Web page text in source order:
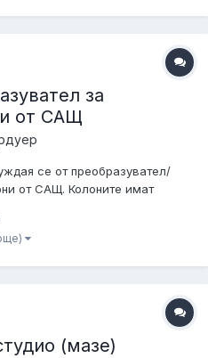
за
от САЩ
се от преобразувател/
от САЩ. Колоните имат
per pair Each speaker
watts RMS Input voltage: 120V
(мазе)